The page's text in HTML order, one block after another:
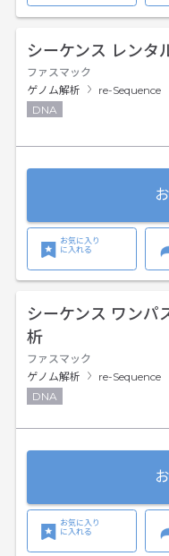
シーケンス レンタ
ファスマック
ゲノム解析
re-Sequence
DNA
お気に入り
に入れる
シーケンス ワンパ
析
ファスマック
ゲノム解析
re-Sequence
DNA
お気に入り
に入れる